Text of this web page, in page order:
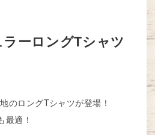
ーロングTシャツ
のロングTシャツが登場！
最適！